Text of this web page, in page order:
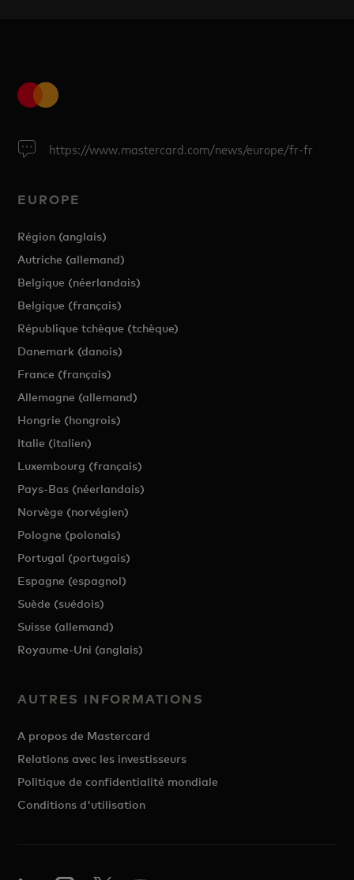
https://www.mastercard.com/news/europe/fr-fr
EUROPE
Région (anglais)
Autriche (allemand)
Belgique (néerlandais)
Belgique (français)
République tchèque (tchèque)
Danemark (danois)
France (français)
Allemagne (allemand)
Hongrie (hongrois)
Italie (italien)
Luxembourg (français)
Pays-Bas (néerlandais)
Norvège (norvégien)
Pologne (polonais)
Portugal (portugais)
Espagne (espagnol)
Suède (suédois)
Suisse (allemand)
Royaume-Uni (anglais)
AUTRES INFORMATIONS
A propos de Mastercard
Relations avec les investisseurs
Politique de confidentialité mondiale
Conditions d'utilisation